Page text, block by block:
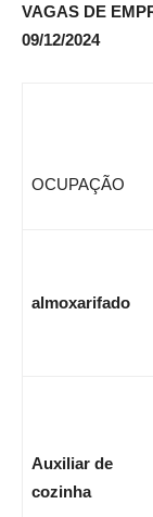
VAGAS DE
09/12/2024
OCUPAÇÃO
almoxarifado
Auxiliar de
cozinha